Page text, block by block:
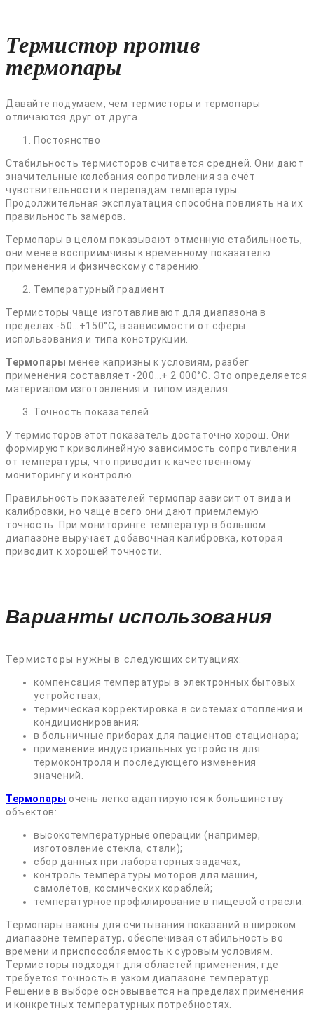
Термистор против
термопары
Давайте подумаем, чем термисторы и термопары
отличаются друг от друга.
Постоянство
Стабильность термисторов считается средней. Они дают
значительные колебания сопротивления за счёт
чувствительности к перепадам температуры.
Продолжительная эксплуатация способна повлиять на их
правильность замеров.
Термопары в целом показывают отменную стабильность,
они менее восприимчивы к временному показателю
применения и физическому старению.
Температурный градиент
Термисторы чаще изготавливают для диапазона в
пределах -50…+150°C, в зависимости от сферы
использования и типа конструкции.
Термопары менее капризны к условиям, разбег
применения составляет -200…+ 2 000°C. Это определяется
материалом изготовления и типом изделия.
Точность показателей
У термисторов этот показатель достаточно хорош. Они
формируют криволинейную зависимость сопротивления
от температуры, что приводит к качественному
мониторингу и контролю.
Правильность показателей термопар зависит от вида и
калибровки, но чаще всего они дают приемлемую
точность. При мониторинге температур в большом
диапазоне выручает добавочная калибровка, которая
приводит к хорошей точности.
Варианты использования
Термисторы нужны в следующих ситуациях:
компенсация температуры в электронных бытовых
устройствах;
термическая корректировка в системах отопления и
кондиционирования;
в больничные приборах для пациентов стационара;
применение индустриальных устройств для
термоконтроля и последующего изменения
значений.
Термопары очень легко адаптируются к большинству
объектов:
высокотемпературные операции (например,
изготовление стекла, стали);
сбор данных при лабораторных задачах;
контроль температуры моторов для машин,
самолётов, космических кораблей;
температурное профилирование в пищевой отрасли.
Термопары важны для считывания показаний в широком
диапазоне температур, обеспечивая стабильность во
времени и приспособляемость к суровым условиям.
Термисторы подходят для областей применения, где
требуется точность в узком диапазоне температур.
Решение в выборе основывается на пределах применения
и конкретных температурных потребностях.